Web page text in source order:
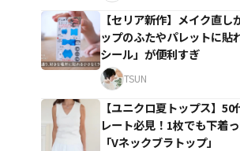
【セリア新作】メイク直し
ップのふたやパレットに貼
シール」が便利すぎ
TSUN
【ユニクロ夏トップス】
レート必見！1枚でも下着
「Vネックブラトップ」